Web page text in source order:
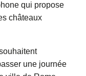
qui propose
châteaux
une journée